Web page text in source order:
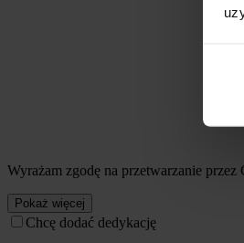
Wyrażam zgodę na przetwarzanie
Pokaż więcej
Chcę dodać dedykację